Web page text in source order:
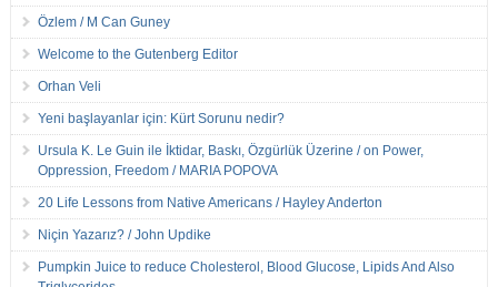
Özlem / M Can Guney
Welcome to the Gutenberg Editor
Orhan Veli
Yeni başlayanlar için: Kürt Sorunu nedir?
Ursula K. Le Guin ile İktidar, Baskı, Özgürlük Üzerine / on Power,
Oppression, Freedom / MARIA POPOVA
20 Life Lessons from Native Americans / Hayley Anderton
Niçin Yazarız? / John Updike
Pumpkin Juice to reduce Cholesterol, Blood Glucose, Lipids And Also